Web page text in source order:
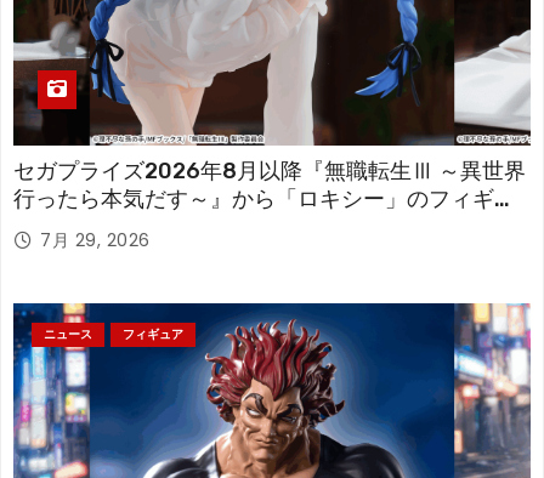
セガプライズ2026年8月以降『無職転生Ⅲ ～異世界
行ったら本気だす～』から「ロキシー」のフィギュ
アが登場！
7月 29, 2026
ニュース フィギュア